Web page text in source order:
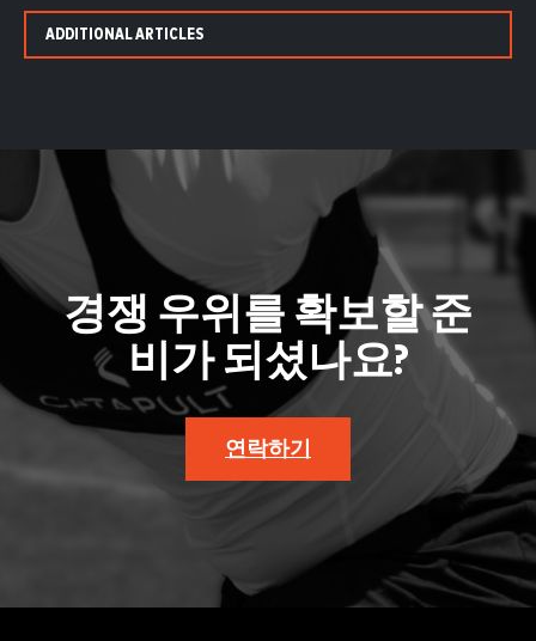
ADDITIONAL ARTICLES
경쟁 우위를 확보할 준
비가 되셨나요?
연락하기